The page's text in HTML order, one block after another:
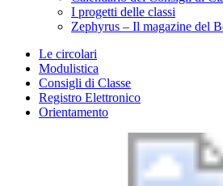
I progetti delle classi
Zephyrus – Il magazine del
Le circolari
Modulistica
Consigli di Classe
Registro Elettronico
Orientamento